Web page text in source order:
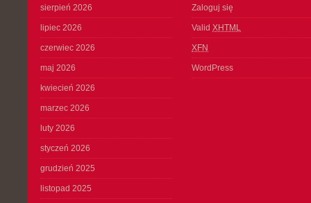
sierpień 2026
lipiec 2026
czerwiec 2026
maj 2026
kwiecień 2026
marzec 2026
luty 2026
styczeń 2026
grudzień 2025
listopad 2025
Zaloguj się
Valid XHTML
XFN
WordPress